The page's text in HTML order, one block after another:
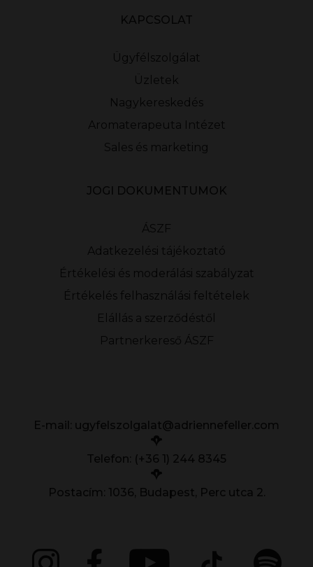
KAPCSOLAT
Ügyfélszolgálat
Üzletek
Nagykereskedés
Aromaterapeuta Intézet
Sales és marketing
JOGI DOKUMENTUMOK
ÁSZF
Adatkezelési tájékoztató
Értékelési és moderálási szabályzat
Értékelés felhasználási feltételek
Elállás a szerződéstől
Partnerkereső ÁSZF
E-mail: ugyfelszolgalat@adriennefeller.com
Telefon: (+36 1) 244 8345
Postacím: 1036, Budapest, Perc utca 2.